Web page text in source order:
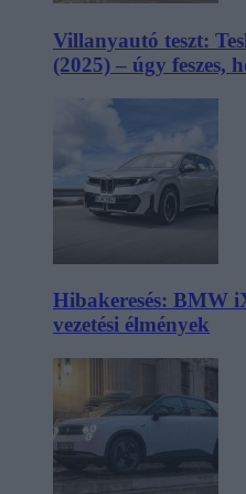
Villanyautó teszt:
(2025) – úgy feszes,
Hibakeresés: BMW
vezetési élmények